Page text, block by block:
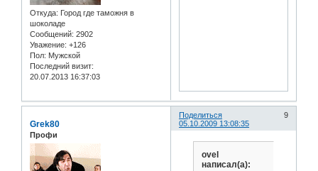
Откуда: Город где таможня в
шоколаде
Сообщений: 2902
Уважение: +126
Пол: Мужской
Последний визит:
20.07.2013 16:37:03
Поделиться
9
05.10.2009 13:08:35
Grek80
Профи
ovel
написал(а):